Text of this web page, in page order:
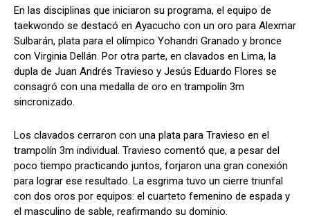
En las disciplinas que iniciaron su programa, el equipo de
taekwondo se destacó en Ayacucho con un oro para Alexmar
Sulbarán, plata para el olímpico Yohandri Granado y bronce
con Virginia Dellán. Por otra parte, en clavados en Lima, la
dupla de Juan Andrés Travieso y Jesús Eduardo Flores se
consagró con una medalla de oro en trampolín 3m
sincronizado.
Los clavados cerraron con una plata para Travieso en el
trampolín 3m individual. Travieso comentó que, a pesar del
poco tiempo practicando juntos, forjaron una gran conexión
para lograr ese resultado. La esgrima tuvo un cierre triunfal
con dos oros por equipos: el cuarteto femenino de espada y
el masculino de sable, reafirmando su dominio.